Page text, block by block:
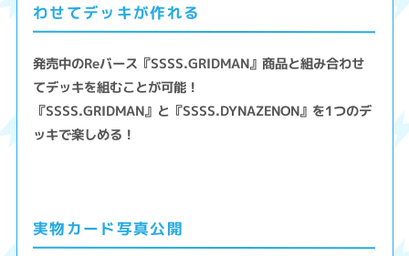
わせてデッキが作れる
発売中のReバース『SSSS.GRIDMAN』商品と組み合わせ
てデッキを組むことが可能！
『SSSS.GRIDMAN』と『SSSS.DYNAZENON』を1つのデ
ッキで楽しめる！
実物カード写真公開